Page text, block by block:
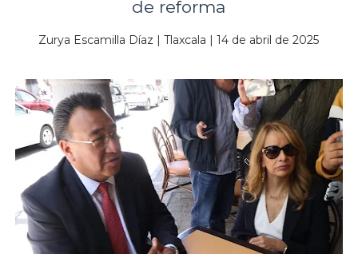
de reforma
Zurya Escamilla Díaz | Tlaxcala | 14 de abril de 2025